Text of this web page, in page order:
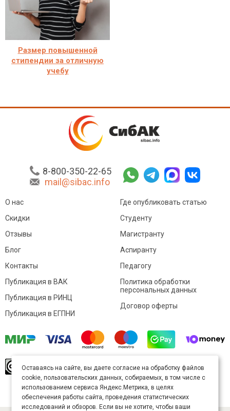
Размер повышенной
стипендии за отличную
учебу
8-800-350-22-65
mail@sibac.info
О нас
Скидки
Отзывы
Блог
Контакты
Где опубликовать статью
Студенту
Магистранту
Аспиранту
Педагогу
Публикация в ВАК
Публикация в РИНЦ
Публикация в ЕГПНИ
Политика обработки
персональных данных
Договор оферты
произведение доступно полицензии Creative
Commons «Attribution» («Атрибуция») 4.0
Непортированная.
Карта сайта
Оставаясь на сайте, вы даете согласие на обработку файлов
cookie, пользовательских данных, собираемых, в том числе с
использованием сервиса Яндекс.Метрика, в целях
обеспечения работы сайта, проведения статистических
исследований и обзоров. Если вы не хотите, чтобы ваши